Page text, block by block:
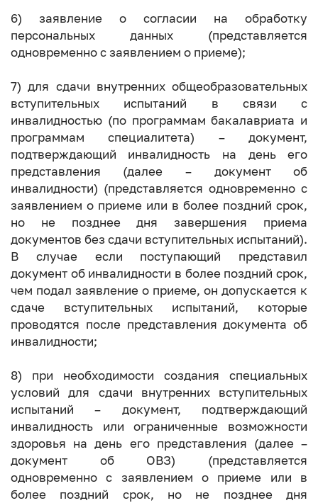
6) заявление о согласии на обработку
персональных данных (представляется
одновременно с заявлением о приеме);
7) для сдачи внутренних общеобразовательных
вступительных испытаний в связи с
инвалидностью (по программам бакалавриата и
программам специалитета) – документ,
подтверждающий инвалидность на день его
представления (далее – документ об
инвалидности) (представляется одновременно с
заявлением о приеме или в более поздний срок,
но не позднее дня завершения приема
документов без сдачи вступительных испытаний).
В случае если поступающий представил
документ об инвалидности в более поздний срок,
чем подал заявление о приеме, он допускается к
сдаче вступительных испытаний, которые
проводятся после представления документа об
инвалидности;
8) при необходимости создания специальных
условий для сдачи внутренних вступительных
испытаний – документ, подтверждающий
инвалидность или ограниченные возможности
здоровья на день его представления (далее –
документ об ОВЗ) (представляется
одновременно с заявлением о приеме или в
более поздний срок, но не позднее дня